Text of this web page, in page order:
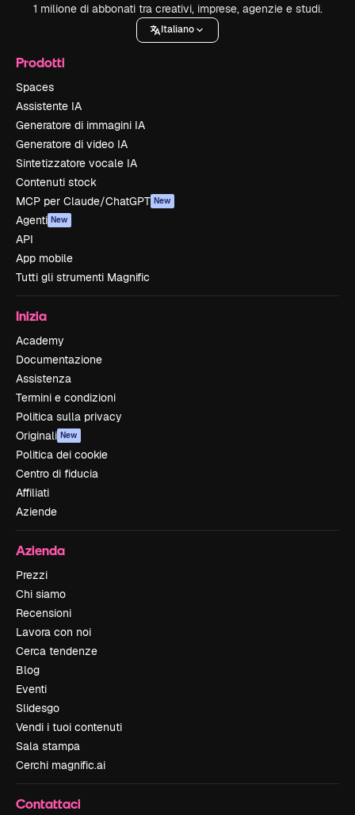
1 milione di abbonati tra creativi, imprese, agenzie e studi.
Italiano
Prodotti
Spaces
Assistente IA
Generatore di immagini IA
Generatore di video IA
Sintetizzatore vocale IA
Contenuti stock
MCP per Claude/ChatGPT New
Agenti New
API
App mobile
Tutti gli strumenti Magnific
Inizia
Academy
Documentazione
Assistenza
Termini e condizioni
Politica sulla privacy
Originali New
Politica dei cookie
Centro di fiducia
Affiliati
Aziende
Azienda
Prezzi
Chi siamo
Recensioni
Lavora con noi
Cerca tendenze
Blog
Eventi
Slidesgo
Vendi i tuoi contenuti
Sala stampa
Cerchi magnific.ai
Contattaci